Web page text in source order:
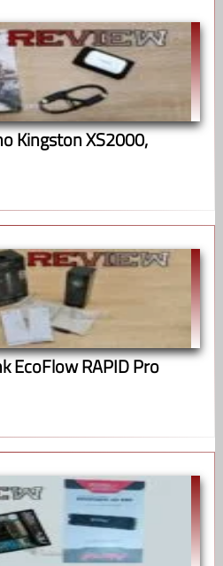
Kingston XS2000,
EcoFlow RAPID Pro